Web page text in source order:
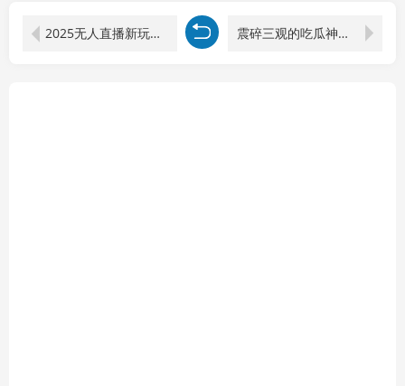
2025无人直播新玩法-7月：纯无玩法/实景AI/真人玩法/绿幕玩法/真转无玩法 震碎三观的吃瓜神文，一键生成100%原创，小白也能日入千元，可批量复制